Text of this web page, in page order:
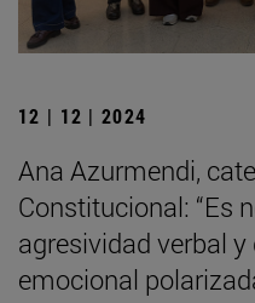
12 | 12 | 2024
Ana Azurmendi,
Constitucional: “Es
agresividad verbal
emocional